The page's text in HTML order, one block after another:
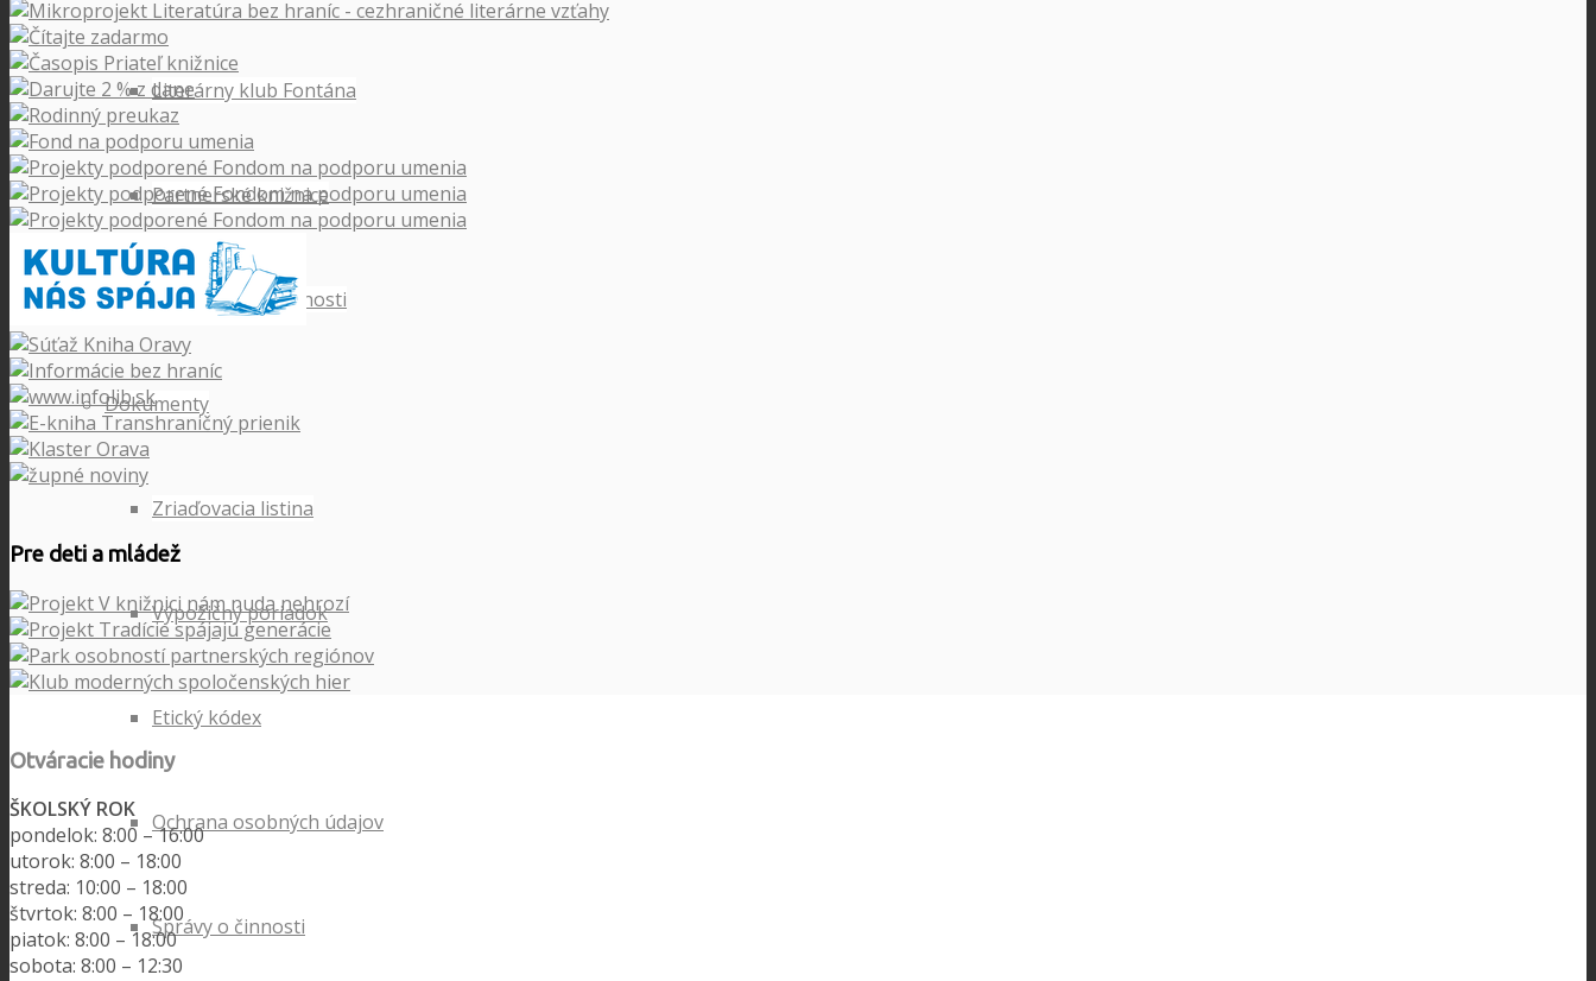
Literárny klub Fontána
Partnerské knižnice
Prieskum spokojnosti
Dokumenty
Zriaďovacia listina
Výpožičný poriadok
Etický kódex
Ochrana osobných údajov
Správy o činnosti
Pre deti a mládež
Otváracie hodiny
ŠKOLSKÝ ROK
pondelok: 8:00 – 16:00
utorok: 8:00 – 18:00
streda: 10:00 – 18:00
štvrtok: 8:00 – 18:00
piatok: 8:00 – 18:00
sobota: 8:00 – 12:30